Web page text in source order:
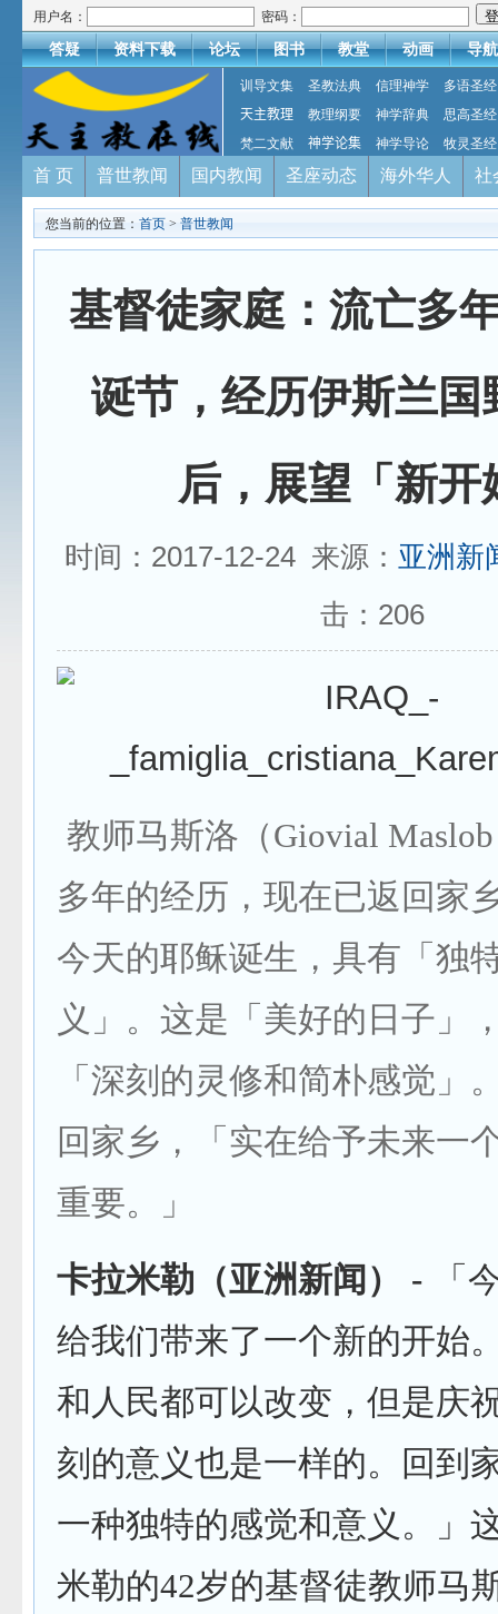
用户名： 密码：
答疑 资料下载 论坛 图书 教堂 动画 导航
训导文集 圣教法典 信理神学
多语圣经
天主教理
教理纲要 神学辞典
思高圣经
梵二文献
神学论集 神学导论 牧灵圣经
首 页 普世教闻 国内教闻 圣座动态 海外华人 社
您当前的位置： 首页 > 普世教闻
基督徒家庭：流亡多
诞节，经历伊斯兰国
后，展望「新开
时间：2017-12-24 来源： 亚洲新
击： 206
教师马斯洛（Giovial
多年的经历，现在已返回家
今天的耶稣诞生，具有「独
义」。这是「美好的日子」
「深刻的灵修和简朴感觉」
回家乡，「实在给予未来一
重要。」
卡拉米勒（亚洲新闻） -
「
给我们带来了一个新的开始
和人民都可以改变，但是庆
刻的意义也是一样的。回到
一种独特的感觉和意义。」
米勒的42岁的基督徒教师马